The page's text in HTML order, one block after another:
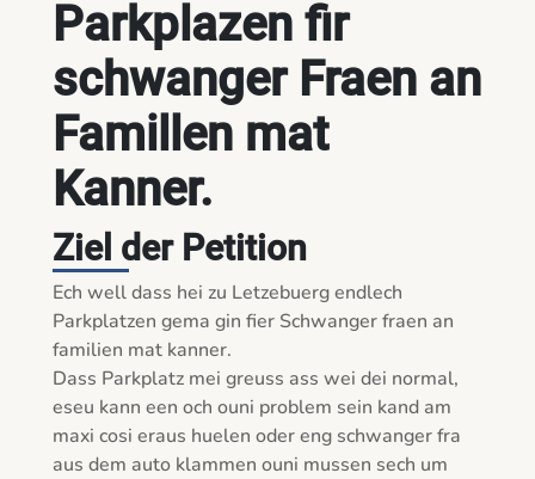
Parkplazen fir
schwanger Fraen an
Famillen mat
Kanner.
Ziel der Petition
Ech well dass hei zu Letzebuerg endlech
Parkplatzen gema gin fier Schwanger fraen an
familien mat kanner.
Dass Parkplatz mei greuss ass wei dei normal,
eseu kann een och ouni problem sein kand am
maxi cosi eraus huelen oder eng schwanger fra
aus dem auto klammen ouni mussen sech um